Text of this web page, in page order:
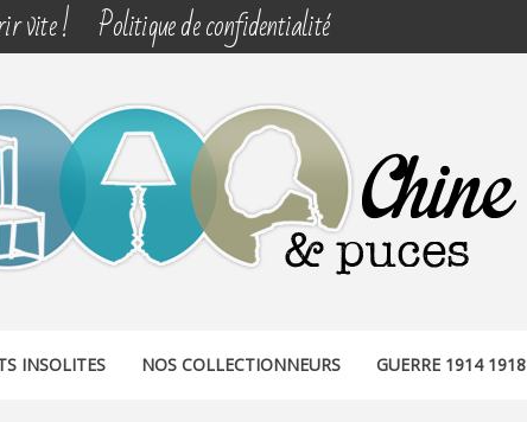
vite ! Politique de confidentialité
PUCES
INSOLITES NOS COLLECTIONNEURS GUERRE 1914 1918